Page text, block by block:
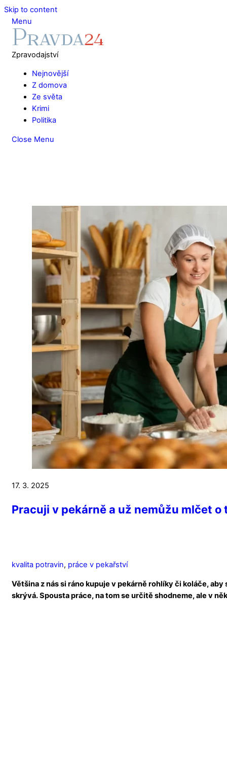
Skip to content
Menu
Zpravodajství
Nejnovější
Z domova
Ze světa
Krimi
Politika
Close Menu
17. 3. 2025
Pracuji v pekárně a už nemůžu mlčet
kvalita potravin, práce v pekařství
Většina z nás si ráno kupuje v pekárně rohlíky či koláče,
skrývá. Spousta práce, na tom se určitě shodneme, ale v